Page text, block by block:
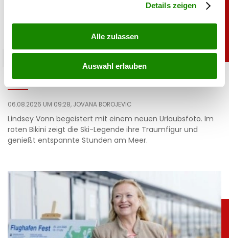
Details zeigen
Alle zulassen
Auswahl erlauben
Heiß: Lindsey Vonn zeigt Traumfigur im Urlaub
06.08.2026 UM 09:28, JOVANA BOROJEVIC
Lindsey Vonn begeistert mit einem neuen Urlaubsfoto. Im
roten Bikini zeigt die Ski-Legende ihre Traumfigur und
genießt entspannte Stunden am Meer.